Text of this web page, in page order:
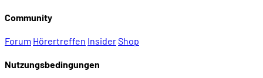
Community
Forum Hörertreffen InsiderShop
Nutzungsbedingungen